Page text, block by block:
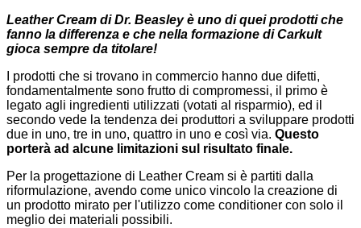
Leather Cream di Dr. Beasley è uno di quei prodotti che
fanno la differenza e che nella formazione di Carkult
gioca sempre da titolare!
I prodotti che si trovano in commercio hanno due difetti,
fondamentalmente sono frutto di compromessi, il primo è
legato agli ingredienti utilizzati (votati al risparmio), ed il
secondo vede la tendenza dei produttori a sviluppare prodotti
due in uno, tre in uno, quattro in uno e così via. Questo
porterà ad alcune limitazioni sul risultato finale.
Per la progettazione di Leather Cream si è partiti dalla
riformulazione, avendo come unico vincolo la creazione di
un prodotto mirato per l'utilizzo come conditioner con solo il
meglio dei materiali possibili.